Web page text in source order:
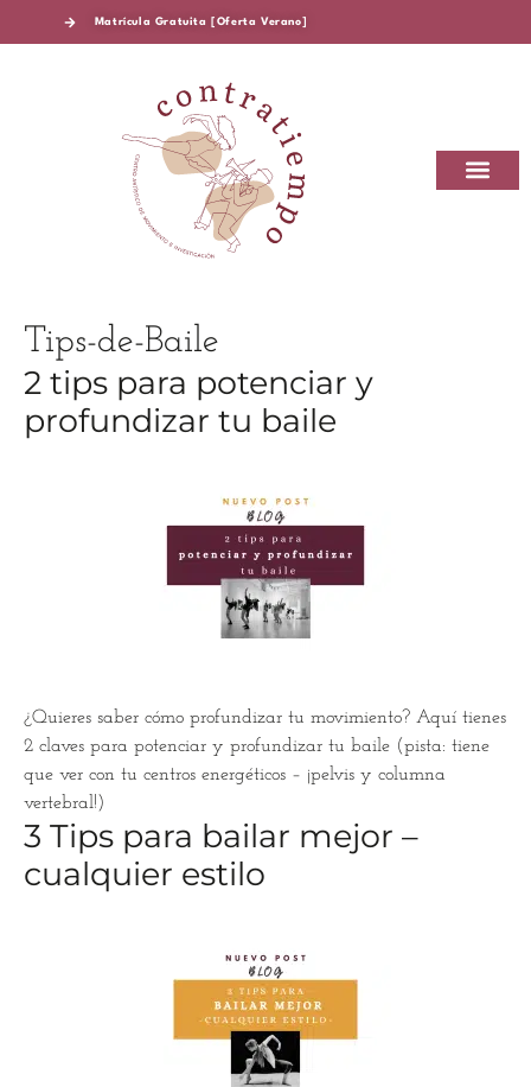
Matrícula Gratuita [Oferta Verano]
Tips-de-Baile
2 tips para potenciar y
profundizar tu baile
¿Quieres saber cómo profundizar tu movimiento? Aquí tienes
2 claves para potenciar y profundizar tu baile (pista: tiene
que ver con tu centros energéticos – ¡pelvis y columna
vertebral!)
3 Tips para bailar mejor –
cualquier estilo